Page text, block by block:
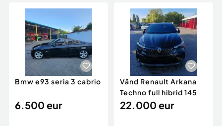
Animale de companie
Afaceri și echipamente profesionale
Inchiriere Bunuri si Vehicule
Utilaje agricole si industriale
Piese auto si accesorii
Dacia Duster
Bmw e93 seria 3 cabrio
6.500 eur
Vând Renault Arkana
Techno full hibrid 145
22.000 eur